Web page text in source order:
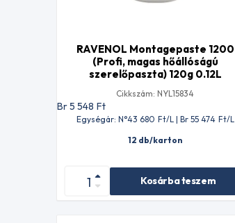
RAVENOL Montagepaste 1200
(Profi, magas hőállóságú
szerelőpaszta) 120g 0.12L
Cikkszám: NYL15834
Br 5 548 Ft
Egységár: N°43 680 Ft/L | Br 55 474 Ft/L
12 db/karton
Kosárba teszem